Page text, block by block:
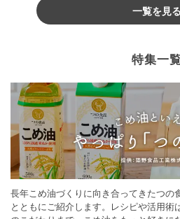
一覧を見る
特集一
長年こめ油づくりに向き合ってきたつの
とともにご紹介します。レシピや活用